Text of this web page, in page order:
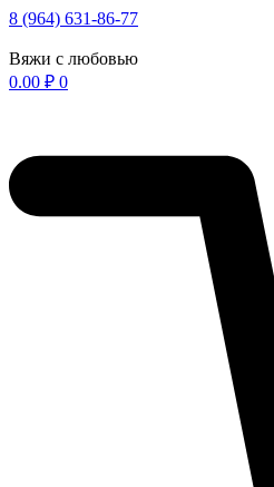
Перейти
содержимому
8 (964) 631-86-77
Вяжи с любовью
0.00 ₽ 0